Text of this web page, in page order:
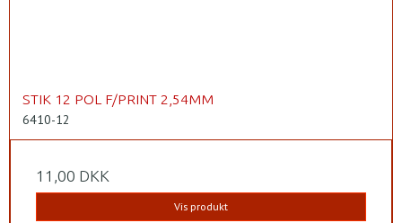
STIK 12 POL F/PRINT 2,54MM
6410-12
11,00 DKK
Vis produkt